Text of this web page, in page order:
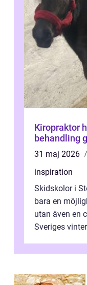
Kiropraktor häst när
behandling
31 maj 2026
inspiration
Skidskolor i
bara en
utan även en
Sveriges